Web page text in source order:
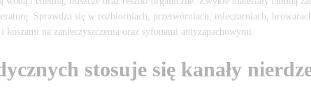
Sprawdza się w rozbiorniach, przetwórniach, mleczarniach,
na zanieczyszczenia oraz syfonami antyzapachowymi.
stosuje się kanały